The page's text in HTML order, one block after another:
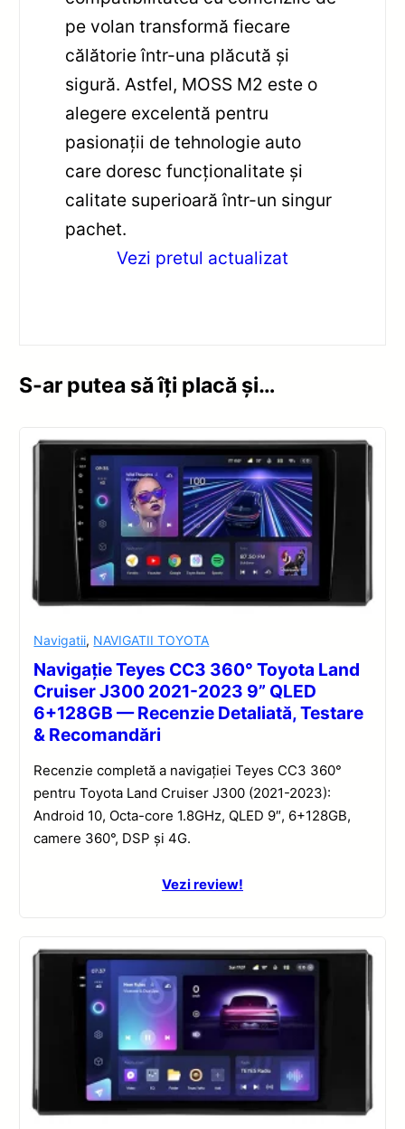
pe volan transformă fiecare
călătorie într-una plăcută și
sigură. Astfel, MOSS M2 este o
alegere excelentă pentru
pasionații de tehnologie auto
care doresc funcționalitate și
calitate superioară într-un singur
pachet.
Vezi pretul actualizat
S-ar putea să îți placă și…
Navigatii, NAVIGATII TOYOTA
Navigație Teyes CC3 360° Toyota Land
Cruiser J300 2021-2023 9” QLED
6+128GB — Recenzie Detaliată, Testare
& Recomandări
Recenzie completă a navigației Teyes CC3 360°
pentru Toyota Land Cruiser J300 (2021-2023):
Android 10, Octa-core 1.8GHz, QLED 9″, 6+128GB,
camere 360°, DSP și 4G.
Vezi review!